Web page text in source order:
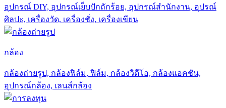
อุปกรณ์ DIY, อุปกรณ์เย็บปักถักร้อย, อุปกรณ์สำนักงาน, อุปรณ์
ศิลปะ, เครื่องวัด, เครื่องชั่ง, เครื่องเขียน
กล้อง
กล้องถ่ายรูป, กล้องฟิล์ม, ฟิล์ม, กล้องวิดีโอ, กล้องแอคชัน,
อุปกรณ์กล้อง, เลนส์กล้อง